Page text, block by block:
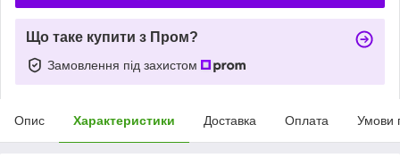
Що таке купити з Пром?
Замовлення під захистом
Опис Характеристики Доставка Оплата Умови